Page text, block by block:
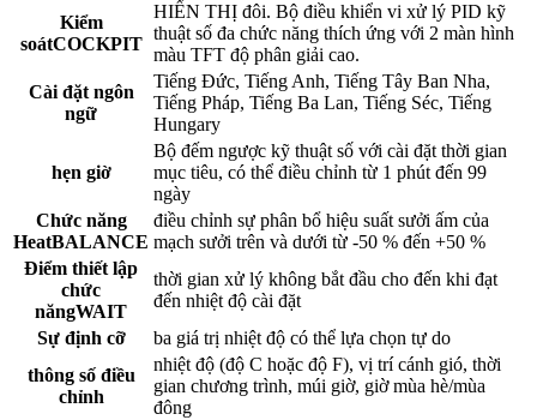
Kiểm
soátCOCKPIT
HIỂN THỊ đôi. Bộ điều khiển vi xử lý PID kỹ
thuật số đa chức năng thích ứng với 2 màn hình
màu TFT độ phân giải cao.
Cài đặt ngôn
ngữ
Tiếng Đức, Tiếng Anh, Tiếng Tây Ban Nha,
Tiếng Pháp, Tiếng Ba Lan, Tiếng Séc, Tiếng
Hungary
hẹn giờ
Bộ đếm ngược kỹ thuật số với cài đặt thời gian
mục tiêu, có thể điều chỉnh từ 1 phút đến 99
ngày
Chức năng
HeatBALANCE
điều chỉnh sự phân bổ hiệu suất sưởi ấm của
mạch sưởi trên và dưới từ -50 % đến +50 %
Điểm thiết lập
chức
năngWAIT
thời gian xử lý không bắt đầu cho đến khi đạt
đến nhiệt độ cài đặt
Sự định cỡ
ba giá trị nhiệt độ có thể lựa chọn tự do
thông số điều
chỉnh
nhiệt độ (độ C hoặc độ F), vị trí cánh gió, thời
gian chương trình, múi giờ, giờ mùa hè/mùa
đông